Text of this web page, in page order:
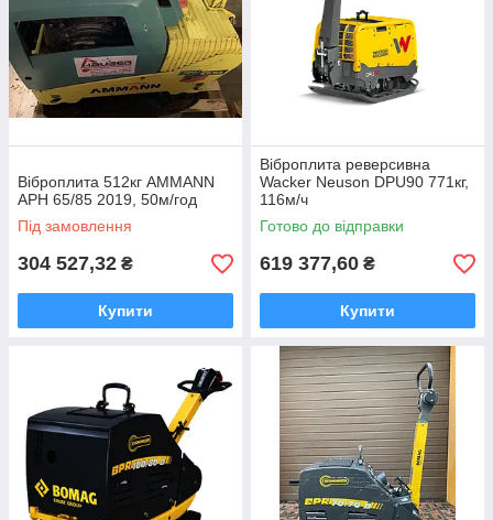
Віброплита 512кг AMMANN
APH 65/85 2019, 50м/год
Під замовлення
304 527,32 ₴
Купити
Віброплита реверсивна
Wacker Neuson DPU90 771кг,
116м/ч
Готово до відправки
619 377,60 ₴
Купити